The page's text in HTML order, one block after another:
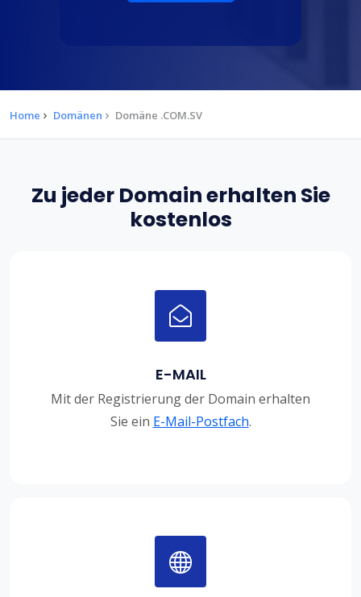
Home Domänen Domäne .COM.SV
Zu jeder Domain erhalten Sie
kostenlos
E-MAIL
Mit der Registrierung der Domain erhalten
Sie ein E-Mail-Postfach.